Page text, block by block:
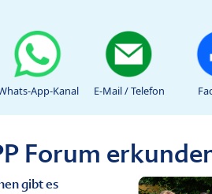
App-Kanal E-Mail / Telefon
Forum
gibt es